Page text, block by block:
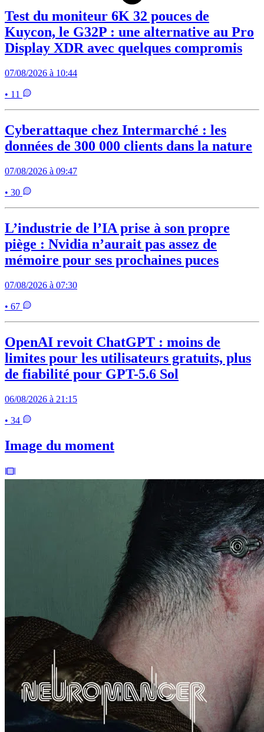
Test du moniteur 6K 32 pouces de
Kuycon, le G32P : une alternative au Pro
Display XDR avec quelques compromis
07/08/2026 à 10:44
• 11
Cyberattaque chez Intermarché : les
données de 300 000 clients dans la nature
07/08/2026 à 09:47
• 30
L’industrie de l’IA prise à son propre
piège : Nvidia n’aurait pas assez de
mémoire pour ses prochaines puces
07/08/2026 à 07:30
• 67
OpenAI revoit ChatGPT : moins de
limites pour les utilisateurs gratuits, plus
de fiabilité pour GPT-5.6 Sol
06/08/2026 à 21:15
• 34
Image du moment